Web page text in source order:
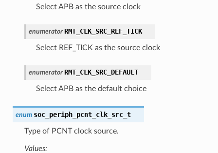
Select APB as the source clock
enumerator RMT_CLK_SRC_REF_TICK
Select REF_TICK as the source clock
enumerator RMT_CLK_SRC_DEFAULT
Select APB as the default choice
enum soc_periph_pcnt_clk_src_t
Type of PCNT clock source.
Values: